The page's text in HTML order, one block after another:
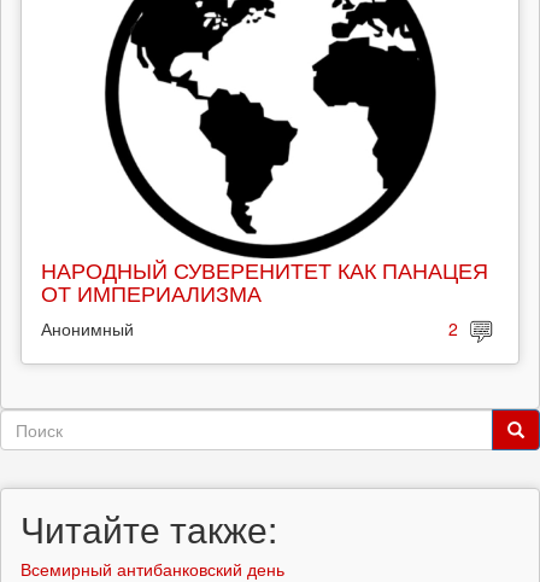
НАРОДНЫЙ СУВЕРЕНИТЕТ КАК ПАНАЦЕЯ
ОТ ИМПЕРИАЛИЗМА
Анонимный 2
Форма
поиска
Читайте также:
Всемирный антибанковский день